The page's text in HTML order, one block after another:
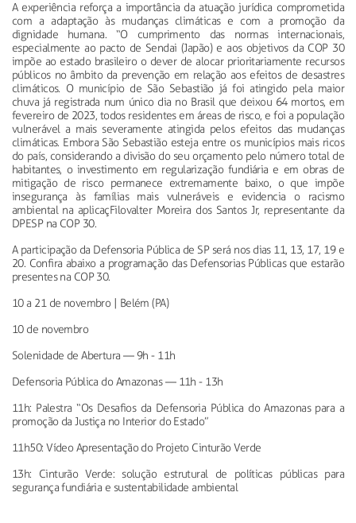
A experiência reforça a importância da atuação jurídica comprometida
com a adaptação às mudanças climáticas e com a promoção da
dignidade humana. “O cumprimento das normas internacionais,
especialmente ao pacto de Sendai (Japão) e aos objetivos da COP 30
impõe ao estado brasileiro o dever de alocar prioritariamente recursos
públicos no âmbito da prevenção em relação aos efeitos de desastres
climáticos. O município de São Sebastião já foi atingido pela maior
chuva já registrada num único dia no Brasil que deixou 64 mortos, em
fevereiro de 2023, todos residentes em áreas de risco, e foi a população
vulnerável a mais severamente atingida pelos efeitos das mudanças
climáticas. Embora São Sebastião esteja entre os municípios mais ricos
do país, considerando a divisão do seu orçamento pelo número total de
habitantes, o investimento em regularização fundiária e em obras de
mitigação de risco permanece extremamente baixo, o que impõe
insegurança às famílias mais vulneráveis e evidencia o racismo
ambiental na aplicaçFilovalterMoreira dos Santos Jr, representante da
DPESP na COP 30.
A participação da Defensoria Pública de SP será nos dias 11, 13, 17, 19 e
20. Confira abaixo a programação das Defensorias Públicas que estarão
presentes na COP 30.
10 a 21 de novembro | Belém (PA)
10 de novembro
Solenidade de Abertura—9h - 11h
Defensoria Pública do Amazonas—11h - 13h
11h: Palestra “Os Desafios da Defensoria Pública do Amazonas para a
promoção da Justiça no Interior do Estado”
11h50: Vídeo Apresentação do Projeto Cinturão Verde
13h: Cinturão Verde: solução estrutural de políticas públicas para
segurança fundiária e sustentabilidade ambiental